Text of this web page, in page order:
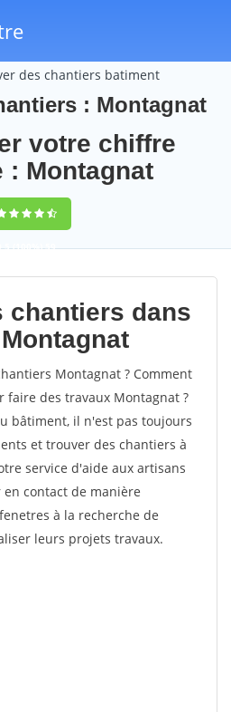
des chantiers batiment
: Montagnat
votre chiffre
: Montagnat
(100%)59
votes
chantiers dans
Montagnat ? Comment
faire des travaux Montagnat ?
bâtiment, il n'est pas toujours
et trouver des chantiers à
service d'aide aux artisans
contact de manière
à la recherche de
leurs projets travaux.